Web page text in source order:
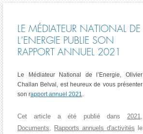
LE MÉDIATEUR NATIONAL DE
L’ENERGIE PUBLIE SON
RAPPORT ANNUEL 2021
Le Médiateur National de l’Energie, Olivier
Challan Belval, est heureux de vous présenter
son rapport annuel 2021.
Cet article a été publié dans 2021,
Documents, Rapports annuels d'activités le